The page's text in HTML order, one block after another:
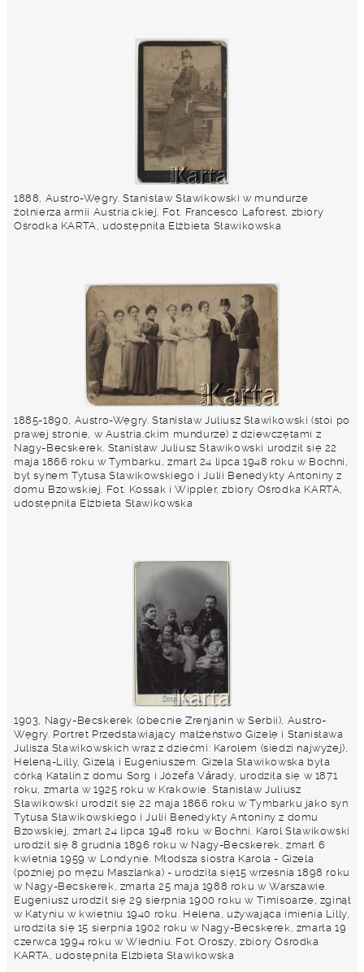
1888, Austro-Węgry. Stanisław Sławikowski w mundurze
żołnierza armii Austria.ckiej. Fot. Francesco Laforest, zbiory
Ośrodka KARTA, udostępniła Elżbieta Sławikowska
1885-1890, Austro-Węgry. Stanisław Juliusz Sławikowski (stoi po
prawej stronie, w Austria.ckim mundurze) z dziewczętami z
Nagy-Becskerek. Stanisław Juliusz Sławikowski urodził się 22
maja 1866 roku w Tymbarku, zmarł 24 lipca 1948 roku w Bochni,
był synem Tytusa Sławikowskiego i Julii Benedykty Antoniny z
domu Bzowskiej. Fot. Kossak i Wippler, zbiory Ośrodka KARTA,
udostępniła Elżbieta Sławikowska
1903, Nagy-Becskerek (obecnie Zrenjanin w Serbii), Austro-
Węgry. Portret Przedstawiający małżeństwo Gizelę i Stanisława
Julisza Sławikowskich wraz z dziećmi: Karolem (siedzi najwyżej),
Heleną-Lilly, Gizelą i Eugeniuszem. Gizela Sławikowska była
córką Katalin z domu Sorg i Józefa Várady, urodziła się w 1871
roku, zmarła w 1925 roku w Krakowie. Stanisław Juliusz
Sławikowski urodził się 22 maja 1866 roku w Tymbarku jako syn
Tytusa Sławikowskiego i Julii Benedykty Antoniny z domu
Bzowskiej, zmarł 24 lipca 1948 roku w Bochni. Karol Sławikowski
urodził się 8 grudnia 1896 roku w Nagy-Becskerek, zmarł 6
kwietnia 1959 w Londynie. Młodsza siostra Karola - Gizela
(później po mężu Maszlanka) - urodziła się15 września 1898 roku
w Nagy-Becskerek, zmarła 25 maja 1988 roku w Warszawie.
Eugeniusz urodził się 29 sierpnia 1900 roku w Timisoarze, zginął
w Katyniu w kwietniu 1940 roku. Helena, używająca imienia Lilly,
urodziła się 15 sierpnia 1902 roku w Nagy-Becskerek, zmarła 19
czerwca 1994 roku w Wiedniu. Fot. Oroszy, zbiory Ośrodka
KARTA, udostępniła Elżbieta Sławikowska